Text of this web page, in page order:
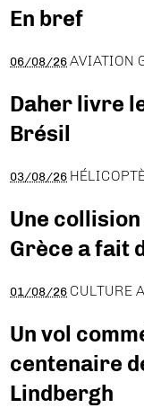
En bref
06/08/26 AVIATION
Daher livre
Brésil
03/08/26
Une
Grèce a fait
01/08/26 CULTURE
Un vol
centenaire
Lindbergh